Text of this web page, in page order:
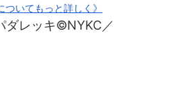
ついてもっと詳しく》
ダレッキ©NYKC／